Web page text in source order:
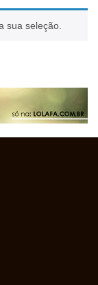
sua seleção.